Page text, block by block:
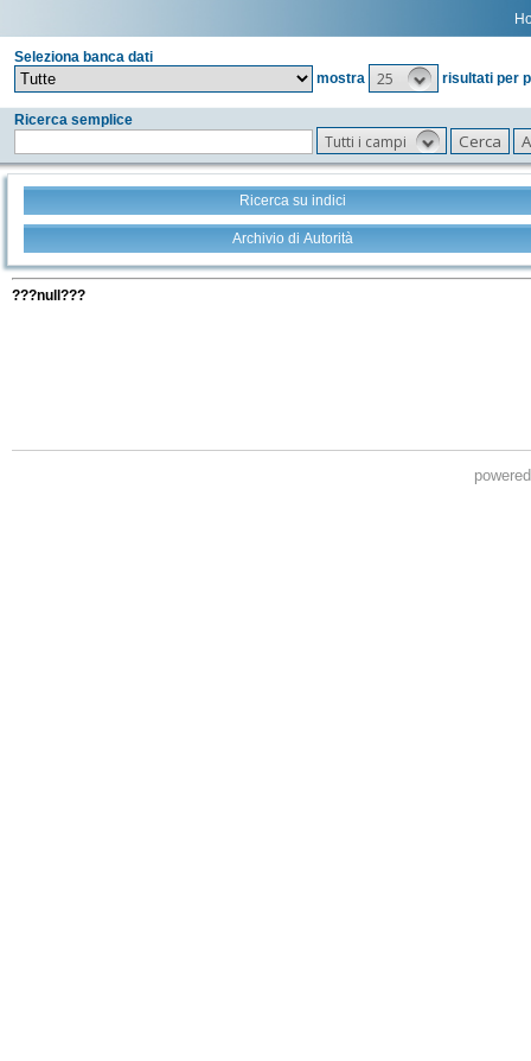
Seleziona banca dati
mostra
25 risultati per
Ricerca semplice
Tutti i campi
Ricerca su indici
Archivio di Autorità
???null???